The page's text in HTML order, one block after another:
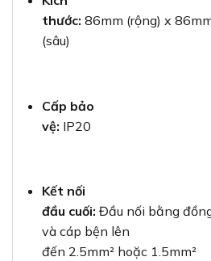
thước: 86mm (rộng) x
(sâu)
Cấp bảo
vệ: IP20
Kết nối
đầu cuối: Đầu nối bằng
và cáp bện lên
đến 2.5mm² hoặc 1.5mm²